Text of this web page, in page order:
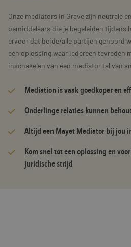
Onze mediators in Grave zijn neutrale
bemiddelaars die je begeleiden tijdens
ervoor dat beide/alle partijen gehoord
een oplossing waar iedereen tevreden
inschakelen van een mediator tal van
Mediation is vaak goedkoper en
Onderlinge relaties kunnen
Altijd een Mayet Mediator bij jou
Kom snel tot een oplossing en
juridische strijd